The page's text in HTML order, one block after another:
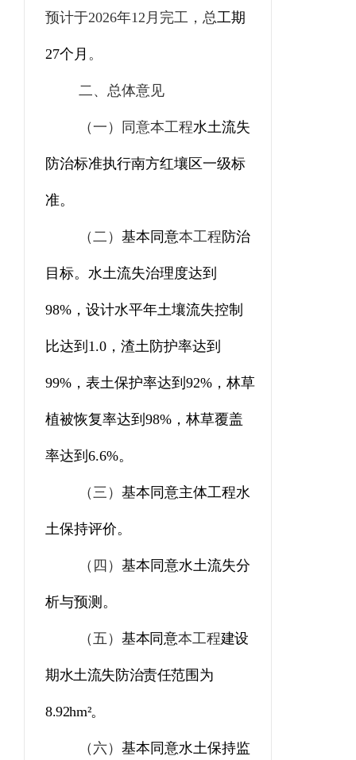
预计于2026年12 月完工， 总工期
27个月 。
二、总体意见
（一） 同意本工程水土流失
防治标准执行南方红壤区一级标
准。
（二）基本同意本工程 防治
目标。水土流失治理度达到
98% ，设计水平年土壤流失控制
比达到 1.0 ，渣土防护率达到
99% ，表土保护率达到 92% ，林草
植被恢复率达到 98% ，林草覆盖
率达到 6.6%。
（三）基本同意主体工程水
土保持评价。
（四）基本同意水土流失分
析与预测。
（五）基本同意本工程建设
期水土流失防治责任范围为
8.92hm²。
（六）基本同意水土保持监